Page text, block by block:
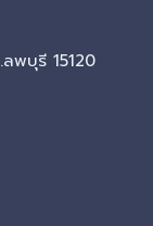
พบุรี 15120